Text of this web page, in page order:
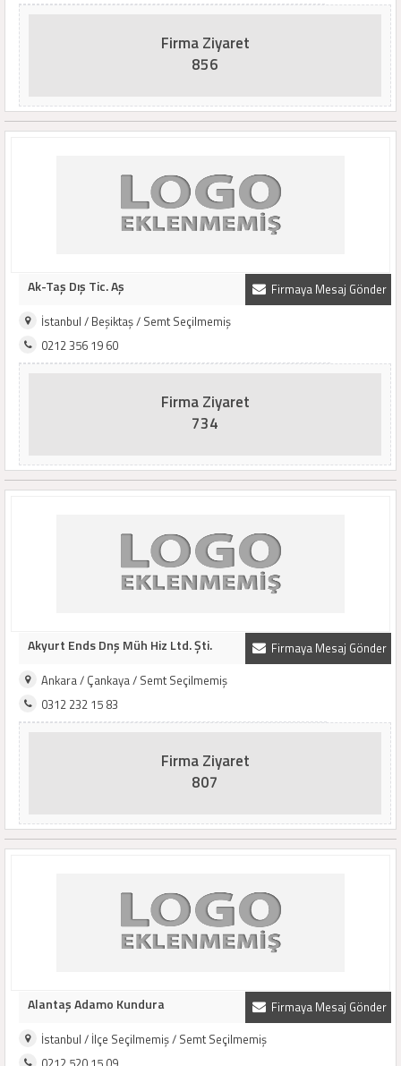
Firma Ziyaret
856
Firmaya Mesaj Gönder
Ak-Taş Dış Tic. Aş
İstanbul / Beşiktaş / Semt Seçilmemiş
0212 356 19 60
Firma Ziyaret
734
Firmaya Mesaj Gönder
Akyurt Ends Dnş Müh Hiz Ltd. Şti.
Ankara / Çankaya / Semt Seçilmemiş
0312 232 15 83
Firma Ziyaret
807
Firmaya Mesaj Gönder
Alantaş Adamo Kundura
İstanbul / İlçe Seçilmemiş / Semt Seçilmemiş